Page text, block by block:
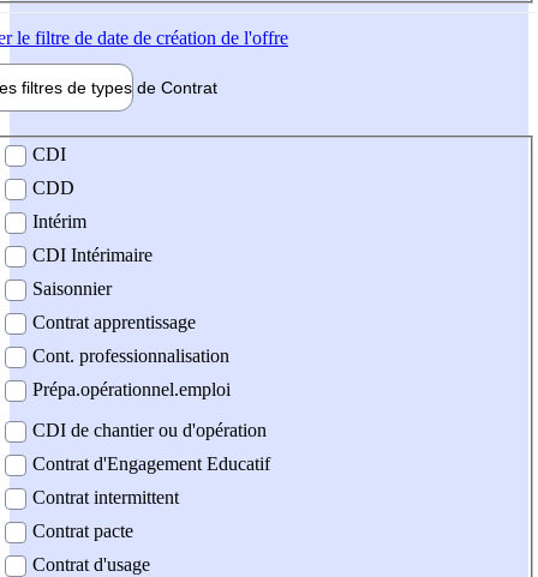
le filtre de date de création de l'offre
filtres de types de Contrat
contrat
CDI
CDD
Intérim
CDI Intérimaire
Saisonnier
Contrat apprentissage
Cont. professionnalisation
Prépa.opérationnel.emploi
CDI de chantier ou d'opération
Contrat d'Engagement Educatif
Contrat intermittent
Contrat pacte
Contrat d'usage